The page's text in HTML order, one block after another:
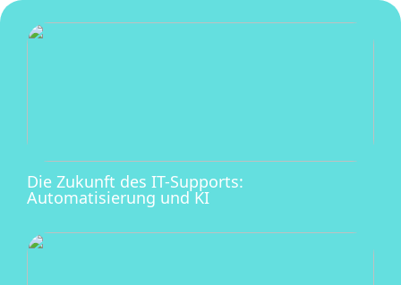
Die Zukunft des IT-Supports:
Automatisierung und KI